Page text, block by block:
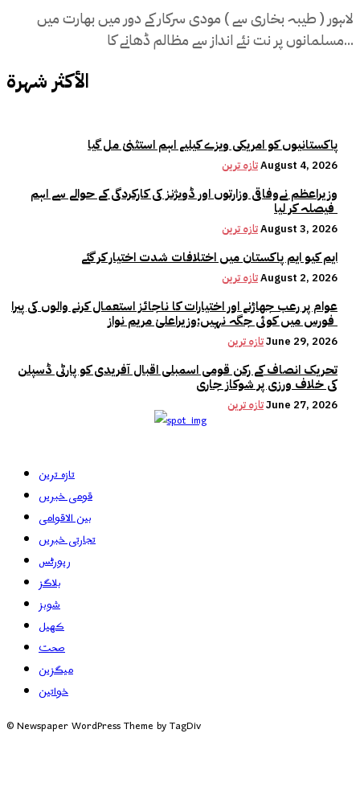
لاہور ( طیبہ بخاری سے ) مودی سرکار کے دور میں بھارت میں
مسلمانوں پر نت نئے انداز سے مظالم ڈھانے کا...
الأكثر شهرة
پاکستانیوں کو امریکی ویزے کیلیے اہم استثنیٰ مل گیا
تازہ ترینAugust 4, 2026
وزیراعظم نےوفاقی وزارتوں اور ڈویژنز کی کارکردگی کے حوالے سے اہم
تازہ ترینAugust 3, 2026
ایم کیو ایم پاکستان میں اختلافات شدت اختیار کر گئے
تازہ ترینAugust 2, 2026
عوام پر رعب جھاڑنے اور اختیارات کا ناجائز استعمال کرنے والوں کی پیرا
تازہ ترینJune 29, 2026
تحریک انصاف کے رکن قومی اسمبلی اقبال آفریدی کو پارٹی ڈسپلن
کی خلاف ورزی پر شوکاز جاری
تازہ ترینJune 27, 2026
تازہ ترین
قومی خبریں
بین الاقوامی
تجارتی خبریں
رپورٹس
بلاگز
شوبز
کھیل
صحت
میگزین
خواتین
© Newspaper WordPress Theme by TagDiv